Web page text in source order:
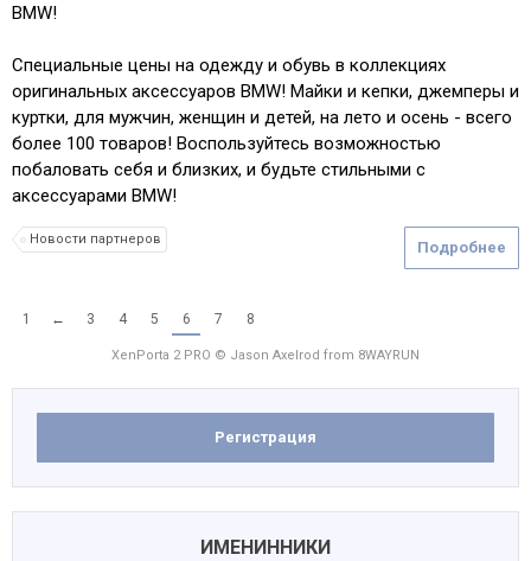
BMW!
Специальные цены на одежду и обувь в коллекциях
оригинальных аксессуаров BMW! Майки и кепки, джемперы и
куртки, для мужчин, женщин и детей, на лето и осень - всего
более 100 товаров! Воспользуйтесь возможностью
побаловать себя и близких, и будьте стильными с
аксессуарами BMW!
Подробнее
Новости партнеров
1 ← 3 4 5 6 7 8
XenPorta 2 PRO © Jason Axelrod from 8WAYRUN
Регистрация
ИМЕНИННИКИ